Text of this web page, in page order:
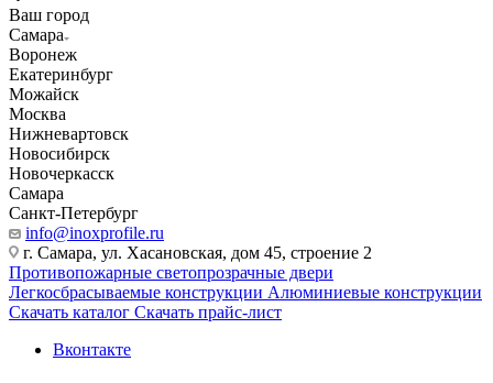
Ваш город
Самара
Воронеж
Екатеринбург
Можайск
Москва
Нижневартовск
Новосибирск
Новочеркасск
Самара
Санкт-Петербург
info@inoxprofile.ru
г. Самара, ул. Хасановская, дом 45, строение 2
Противопожарные светопрозрачные двери
Легкосбрасываемые конструкции Алюминиевые конструкции
Скачать каталог Скачать прайс-лист
Вконтакте